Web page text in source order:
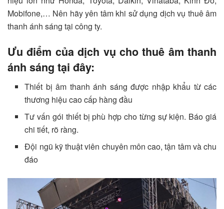
Mobifone,… Nên hãy yên tâm khi sử dụng dịch vụ thuê âm
thanh ánh sáng tại công ty.
Ưu điểm của dịch vụ cho thuê âm thanh
ánh sáng tại đây:
Thiết bị âm thanh ánh sáng được nhập khẩu từ các
thương hiệu cao cấp hàng đầu
Tư vấn gói thiết bị phù hợp cho từng sự kiện. Báo giá
chi tiết, rõ ràng.
Đội ngũ kỹ thuật viên chuyên môn cao, tận tâm và chu
đáo